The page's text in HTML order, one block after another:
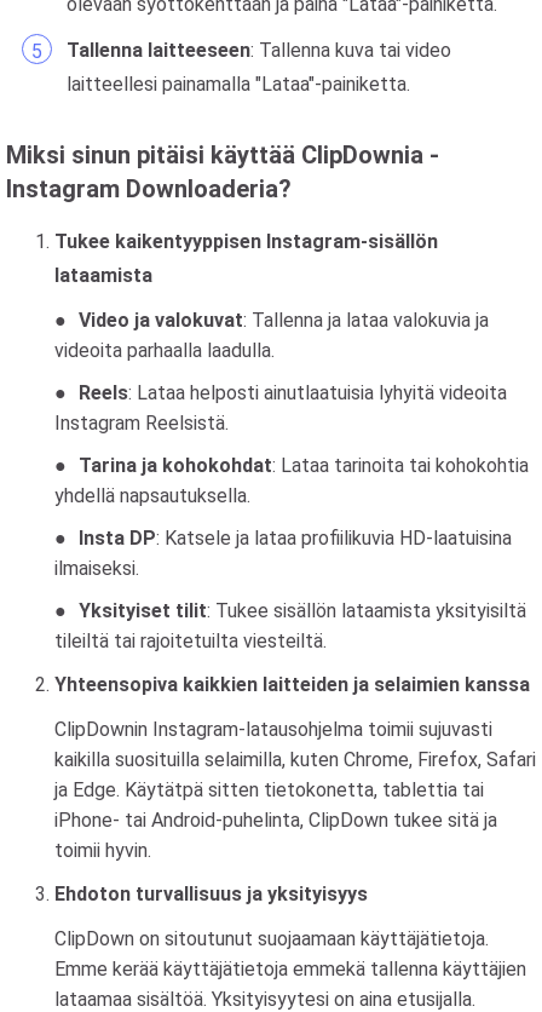
Tallenna laitteeseen: Tallenna kuva tai video
laitteellesi painamalla "Lataa"-painiketta.
Miksi sinun pitäisi käyttää ClipDownia -
Instagram Downloaderia?
Tukee kaikentyyppisen Instagram-sisällön
lataamista
Video ja valokuvat: Tallenna ja lataa valokuvia ja
videoita parhaalla laadulla.
Reels: Lataa helposti ainutlaatuisia lyhyitä videoita
Instagram Reelsistä.
Tarina ja kohokohdat: Lataa tarinoita tai kohokohtia
yhdellä napsautuksella.
Insta DP: Katsele ja lataa profiilikuvia HD-laatuisina
ilmaiseksi.
Yksityiset tilit: Tukee sisällön lataamista yksityisiltä
tileiltä tai rajoitetuilta viesteiltä.
Yhteensopiva kaikkien laitteiden ja selaimien kanssa
ClipDownin Instagram-latausohjelma toimii sujuvasti
kaikilla suosituilla selaimilla, kuten Chrome, Firefox, Safari
ja Edge. Käytätpä sitten tietokonetta, tablettia tai
iPhone- tai Android-puhelinta, ClipDown tukee sitä ja
toimii hyvin.
Ehdoton turvallisuus ja yksityisyys
ClipDown on sitoutunut suojaamaan käyttäjätietoja.
Emme kerää käyttäjätietoja emmekä tallenna käyttäjien
lataamaa sisältöä. Yksityisyytesi on aina etusijalla.